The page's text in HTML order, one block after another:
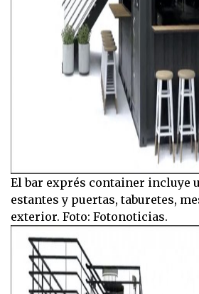
El bar exprés container incluye
estantes y puertas, taburetes,
exterior. Foto: Fotonoticias.